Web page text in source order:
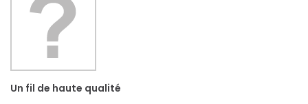
Un fil de haute qualité